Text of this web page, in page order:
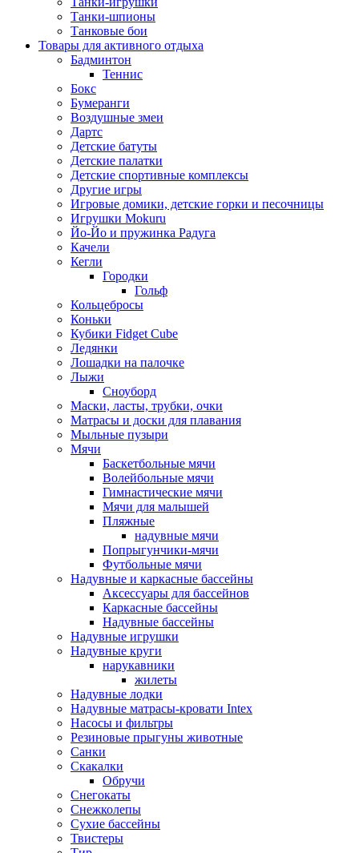
Танки-шпионы
Танковые бои
Товары для активного отдыха
Бадминтон
Теннис
Бокс
Бумеранги
Воздушные змеи
Дартс
Детские батуты
Детские палатки
Детские спортивные комплексы
Другие игры
Игровые домики, детские горки и песочницы
Игрушки Mokuru
Йо-Йо и пружинка Радуга
Качели
Кегли
Городки
Гольф
Кольцебросы
Коньки
Кубики Fidget Cube
Ледянки
Лошадки на палочке
Лыжи
Сноуборд
Маски, ласты, трубки, очки
Матрасы и доски для плавания
Мыльные пузыри
Мячи
Баскетбольные мячи
Волейбольные мячи
Гимнастические мячи
Мячи для малышей
Пляжные
надувные мячи
Попрыгунчики-мячи
Футбольные мячи
Надувные и каркасные бассейны
Аксессуары для бассейнов
Каркасные бассейны
Надувные бассейны
Надувные игрушки
Надувные круги
нарукавники
жилеты
Надувные лодки
Надувные матрасы-кровати Intex
Насосы и фильтры
Резиновые прыгуны животные
Санки
Скакалки
Обручи
Снегокаты
Снежколепы
Сухие бассейны
Твистеры